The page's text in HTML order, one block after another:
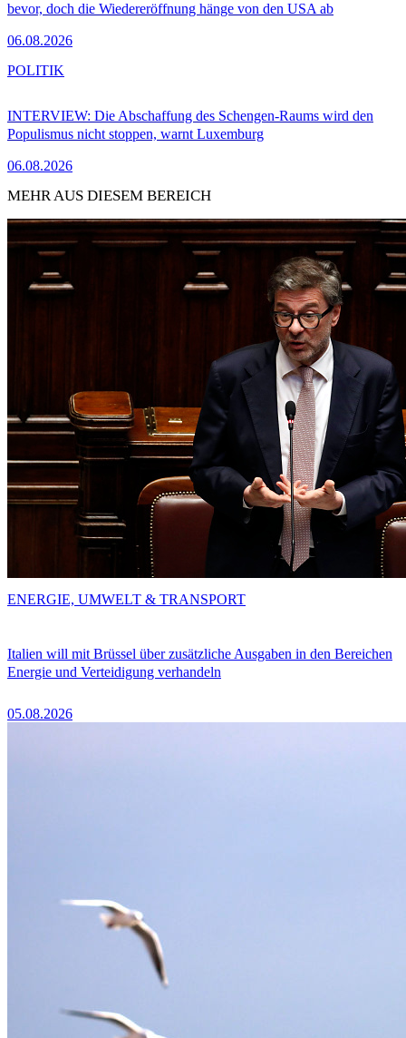
bevor, doch die Wiedereröffnung hänge von den USA ab
06.08.2026
INTERVIEW: Die Abschaffung des Schengen-Raums wird den
Populismus nicht stoppen, warnt Luxemburg
06.08.2026
POLITIK
MEHR AUS DIESEM BEREICH
Italien will mit Brüssel über zusätzliche Ausgaben in den Bereichen
Energie und Verteidigung verhandeln
05.08.2026
ENERGIE, UMWELT & TRANSPORT